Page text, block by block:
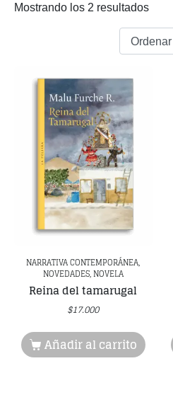
Mostrando los 2 resultados
NARRATIVA CONTEMPORÁNEA,
NOVEDADES, NOVELA
Reina del tamarugal
$17.000
Añadir al carrito